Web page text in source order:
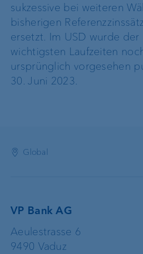
sukzessive bei weiteren
bisherigen
ersetzt. Im USD wurde der
wichtigsten Laufzeiten
ursprünglich vorgesehen
30. Juni 2023.
Global
VP Bank AG
Aeulestrasse 6
9490 Vaduz